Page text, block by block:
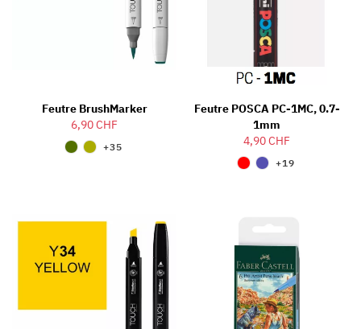
Feutre BrushMarker
6,90 CHF
+35
Feutre POSCA PC-1MC, 0.7-
1mm
4,90 CHF
+19